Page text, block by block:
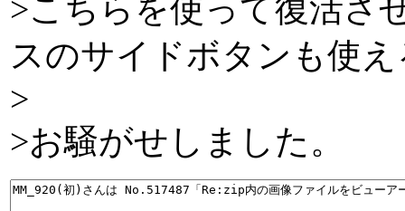
>こちらを使って復活さ
スのサイドボタンも使
>
>お騒がせしました。